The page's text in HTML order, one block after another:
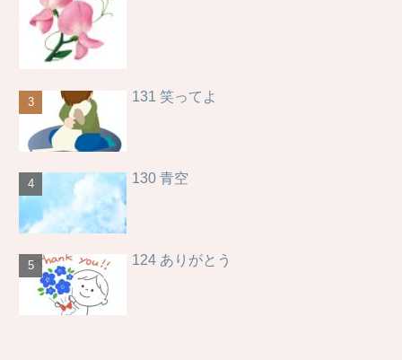
131 笑ってよ
130 青空
124 ありがとう